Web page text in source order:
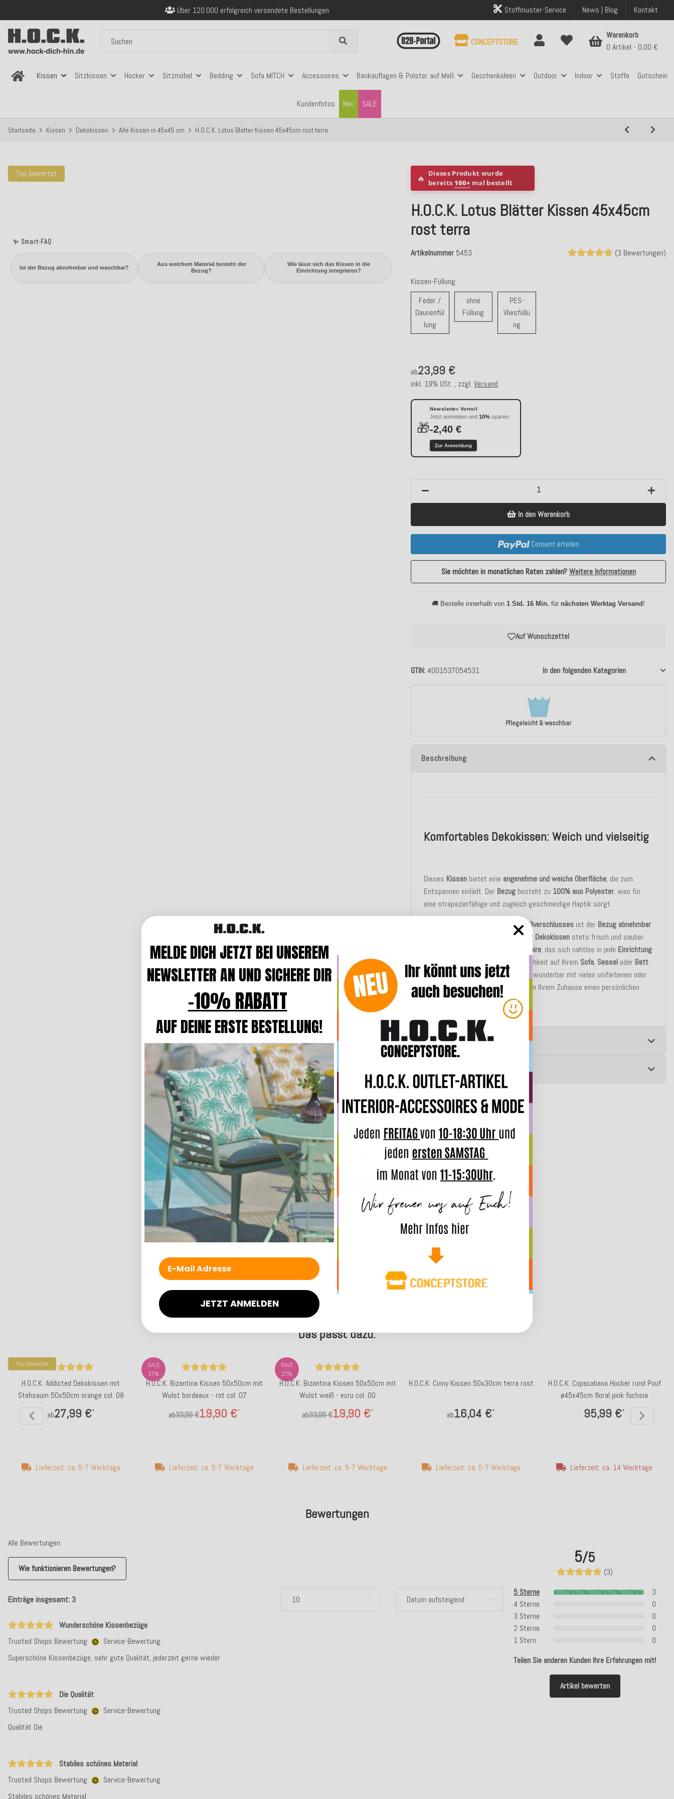
Über 120.000 erfolgreich versendete Bestellungen
Sicher bezahlen mit Klarna, PayPal & Amazon Pay
Stoffmuster-Service News | Blog Kontakt
Kissen Sitzkissen Hocker Sitzmöbel Bedding Sofa MITCH Accessoires Bankauflagen & Polster auf Maß Geschenkideen Outdoor Indoor Stoffe Gutschein
Kundenfotos SALE
Neu
CONCEPTSTORE
Warenkorb
0 Artikel
0,00 €
Startseite Kissen Dekokissen Alle Kissen in 45x45 cm H.O.C.K. Lotus Blätter Kissen 45x45cm rost terra
Top bewertet
✨ Smart-FAQ
Ist der Bezug abnehmbar und waschbar?
Aus welchem Material besteht der
Bezug?
Wie lässt sich das Kissen in die
Einrichtung integrieren?
🔥
Dieses Produkt wurde
bereits 100+ mal bestellt
H.O.C.K. Lotus Blätter Kissen 45x45cm
rost terra
(3 Bewertungen)
Artikelnummer 5453
Pflegeleicht & waschbar
GTIN 4001537054531 In den folgenden Kategorien
Kissen-Füllung
Feder /
Daunenfül
lungFeder / Daunenfüllung
ohne
Füllung ohne Füllung
PES-
Vliesfüllu
ngPES-Vliesfüllung
ab23,99 €
inkl. 19% USt. , zzgl.Versand
🎁
Newsletter Vorteil
Jetzt anmelden und10% sparen:
-2,40 €
Zur Anmeldung
Auf Wunschzettel
In den Warenkorb
Consent erteilen
Sie möchten in monatlichen Raten zahlen?Weitere Informationen
🚚 Bestelle innerhalb von1 Std. 16 Min. für nächsten Werktag Versand !
Beschreibung
Komfortables Dekokissen: Weich und vielseitig
Dieses Kissen bietet eine angenehme und weiche Oberfläche, die zum
Entspannen einlädt. Der Bezug besteht zu 100% aus Polyester, was für
eine strapazierfähige und zugleich geschmeidige Haptik sorgt.
verdeckt eingenähten Reißverschlusses ist der Bezug abnehmbar
. So bleibt Ihr Dekokissen stets frisch und sauber.
Wohnaccessoire, das sich nahtlos in jede Einrichtung
einfügt und für zusätzliche Gemütlichkeit auf Ihrem Sofa, Sessel oder Bett
sorgt. DieseZierkissenlassen sich wunderbar mit vielen unifarbenen oder
gemustertenKissenkombinieren, um Ihrem Zuhause einen persönlichen
Touch zu verleihen.
Merkmale
Bewertungen
5/5
(3)
5 Sterne
3
4 Sterne
0
3 Sterne
0
2 Sterne
0
1 Stern
0
Teilen Sie anderen Kunden Ihre Erfahrungen mit!
Artikel bewerten
Alle Bewertungen:
Wie funktionieren Bewertungen?
Einträge insgesamt: 3
Wunderschöne Kissenbezüge
Trusted Shops Bewertung
Service-Bewertung
Superschöne Kissenbezüge, sehr gute Qualität, jederzeit gerne wieder
Die Qualität
Trusted Shops Bewertung
Service-Bewertung
Qualität Die
Stabiles schönes Material
Trusted Shops Bewertung
Service-Bewertung
Stabiles schönes Material
Weitere Produkte aus der Serie Lotus
H.O.C.K. Lotus Blätter Kissen 45x45cm
petrol
18,04 €*
Lieferzeit: ca. 5-7 Werktage
H.O.C.K. Lotus Blätter Kissen 45x45cm
18,04 €
Lieferzeit: ca. 14 Werktage
Das passt dazu:
Top bewertet
H.O.C.K. Addicted Dekokissen mit
Stehsaum 50x50cm orange col. 08
ab27,99 €*
Lieferzeit: ca. 5-7 Werktage
SALE
27%
H.O.C.K. Bizantina Kissen 50x50cm mit
Wulst bordeaux - rot col. 07
ab
19,90 €*
33,99 €
Lieferzeit: ca. 5-7 Werktage
SALE
27%
H.O.C.K. Bizantina Kissen 50x50cm mit
Wulst weiß - ecru col. 00
ab
19,90 €*
33,99 €
Lieferzeit: ca. 5-7 Werktage
H.O.C.K. Cinny Kissen 50x30cm terra rost
ab16,04 €*
Lieferzeit: ca. 5-7 Werktage
H.O.C.K. Copacabana Hocker rund Pouf
ø45x45cm floral pink fuchsia
95,99 €*
Lieferzeit: ca. 14 Werktage
MELDE DICH JETZT BEI UNSEREM
NEWSLETTER AN UND SICHERE DIR
-10% RABATT
AUF DEINE ERSTE BESTELLUNG!
JETZT ANMELDEN